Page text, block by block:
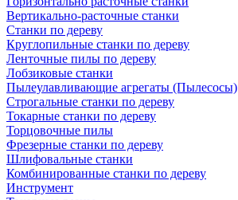
Вертикально-расточные станки
Станки по дереву
Круглопильные станки по дереву
Ленточные пилы по дереву
Лобзиковые станки
Пылеулавливающие агрегаты (Пылесосы)
Строгальные станки по дереву
Токарные станки по дереву
Торцовочные пилы
Фрезерные станки по дереву
Шлифовальные станки
Комбинированные станки по дереву
Инструмент